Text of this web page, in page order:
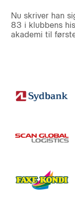
Nu skriver han
83 i klubbens
akademi til